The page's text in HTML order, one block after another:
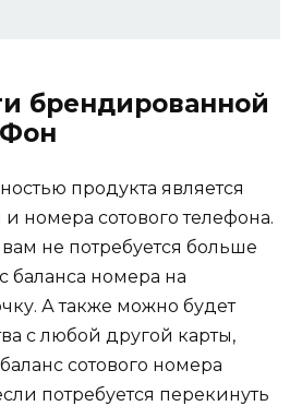
брендированной
продукта является
номера сотового телефона.
не потребуется больше
баланса номера на
А также можно будет
с любой другой карты,
сотового номера
потребуется перекинуть